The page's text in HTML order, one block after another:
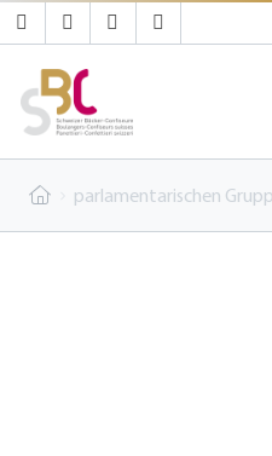
parlamentarischen